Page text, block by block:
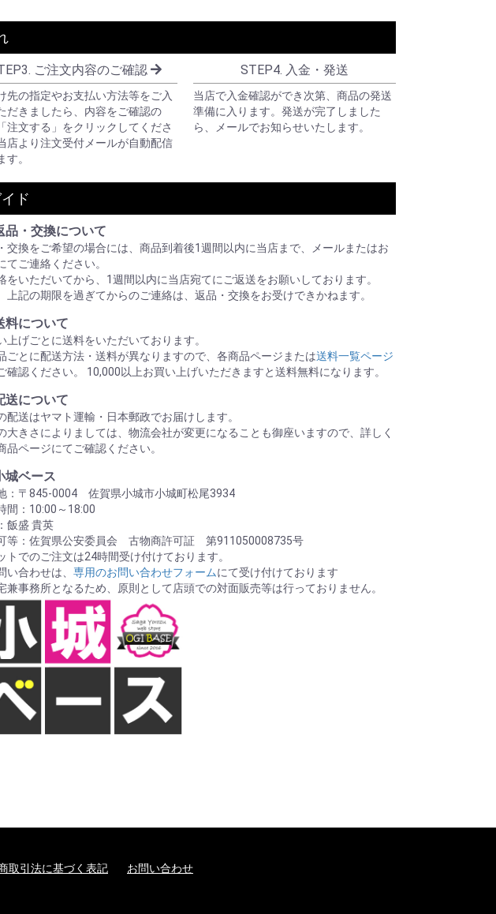
ご注文内容のご確認
先の指定やお支払い方法等をご入
だきましたら、内容をご確認の
注文する」をクリックしてくださ
店より注文受付メールが自動配信
す。
STEP4. 入金・発送
当店で入金確認ができ次第、商品の発送
準備に入ります。発送が完了しました
ら、メールでお知らせいたします。
ド
品・交換について
交換をご希望の場合には、商品到着後1週間以内に当店まで、メールまたはお
てご連絡ください。
をいただいてから、1週間以内に当店宛てにご返送をお願いしております。
上記の期限を過ぎてからのご連絡は、返品・交換をお受けできかねます。
料について
上げごとに送料をいただいております。
ごとに配送方法・送料が異なりますので、各商品ページまたは送料一覧ページ
確認ください。 10,000以上お買い上げいただきますと送料無料になります。
送について
配送はヤマト運輸・日本郵政でお届けします。
大きさによりましては、物流会社が変更になることも御座いますので、詳しく
品ページにてご確認ください。
城ベース
：〒845-0004 佐賀県小城市小城町松尾3934
間：10:00～18:00
飯盛 貴英
等：佐賀県公安委員会 古物商許可証 第911050008735号
トでのご注文は24時間受け付けております。
い合わせは、 専用のお問い合わせフォームにて受け付けております
兼事務所となるため、原則として店頭での対面販売等は行っておりません。
取引法に基づく表記 お問い合わせ